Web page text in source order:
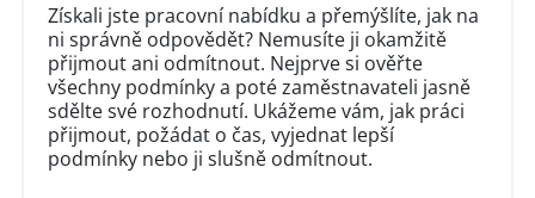
Získali jste pracovní nabídku a přemýšlíte, jak na
ni správně odpovědět? Nemusíte ji okamžitě
přijmout ani odmítnout. Nejprve si ověřte
všechny podmínky a poté zaměstnavateli jasně
sdělte své rozhodnutí. Ukážeme vám, jak práci
přijmout, požádat o čas, vyjednat lepší
podmínky nebo ji slušně odmítnout.